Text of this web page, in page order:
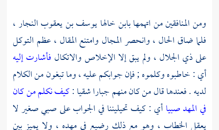
ومن المنافقين من اتهمها بابن خالهايوسف بن يعقوب النجار ،
فلما ضاق الحال ، وانحصر المجال وامتنع المقال ، عظم التوكل
على ذي الجلال ، ولم يبق إلا الإخلاص والاتكال فأشارت إليه
أي : خاطبوه وكلموه ; فإن جوابكم عليه ، وما تبغون من الكلام
لديه . فعندها قال من كان منهم جبارا شقيا :كيف نكلم من كان
في المهد صبياأي : كيف تحيليننا في الجواب على صبي صغير لا
يعقل الخطاب ، وهو مع ذلك رضيع في مهده ، ولا يميز بين